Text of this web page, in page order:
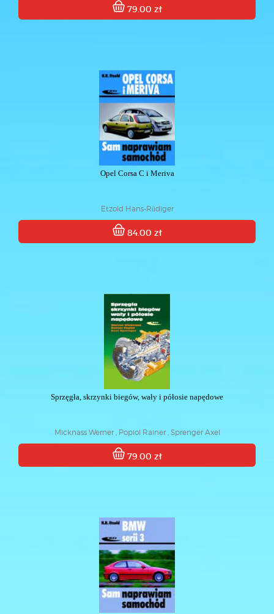
79.00 zł
Opel Corsa C i Meriva
Etzold Hans-Rüdiger
84.00 zł
Sprzęgła, skrzynki biegów, wały i półosie napędowe
Micknass Werner , Popiol Rainer , Sprenger Axel
79.00 zł